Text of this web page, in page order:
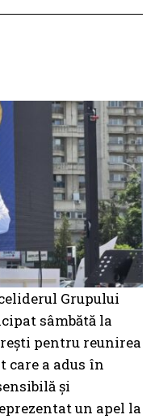
Grupului
sâmbătă la
pentru reunirea
care a adus în
și
un apel la